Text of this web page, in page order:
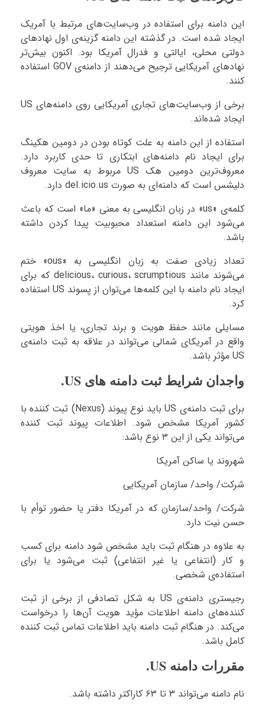
این دامنه برای استفاده در وب‌سایت‌های مرتبط با آمریک
ایجاد شده است. در گذشته این دامنه گزینه‌ی اول نهادهای
دولتی محلی،‌ ایالتی و فدرال آمریکا بود. اکنون بیش‌تر
نهادهای آمریکایی ترجیح می‌دهند از دامنه‌ی GOV استفاده
کنند.
برخی از وب‌سایت‌های تجاری آمریکایی روی دامنه‌های US
ایجاد شده‌اند.
استفاده از این دامنه به علت کوتاه بودن در دومین هکینگ
برای ایجاد نام دامنه‌های ابتکاری تا حدی کاربرد دارد.
معروف‌ترین دومین هک US مربوط به سایت معروف
دلیشس است که دامنه‌ای به صورت del.icio.us دارد.
کلمه‌ی «us» در زبان انگلیسی به معنی «ما» است که باعث
می‌شود این دامنه استعداد محبوبیت پیدا کردن داشته
باشد.
تعداد زیادی صفت به زبان انگلیسی به «ous» ختم
می‌شوند مانند delicious، curious، scrumptious که برای
ایجاد نام دامنه با این کلمه‌ها می‌توان از پسوند US استفاده
کرد.
مسایلی مانند حفظ هویت و برند تجاری، یا اخذ هویتی
واقع در آمریکای شمالی می‌تواند در علاقه به ثبت دامنه‌ی
US مؤثر باشد.
واجدان شرایط ثبت دامنه های US.
برای ثبت دامنه‌ی US باید نوع پیوند (Nexus) ثبت کننده با
کشور آمریکا مشخص شود. اطلاعات پیوند ثبت کننده
می‌تواند یکی از این ۳ نوع باشد:
شهروند یا ساکن آمریکا
شرکت/ واحد/ سازمان آمریکایی
شرکت/ واحد/سازمان که در آمریکا دفتر یا حضور توأم با
حسن نیت دارد.
به علاوه در هنگام ثبت باید مشخص شود دامنه برای کسب
و کار (انتفاعی یا غیر انتفاعی) ثبت می‌شود یا برای
استفاده‌ی شخصی.
رجیستری دامنه‌ی US به شکل تصادفی از برخی از ثبت
کننده‌های دامنه اطلاعات مؤید هویت آن‌ها را درخواست
می‌کند. در هنگام ثبت دامنه باید اطلاعات تماس ثبت کننده
کامل باشد.
مقررات دامنه US.
نام دامنه می‌تواند ۳ تا ۶۳ کاراکتر داشته باشد.